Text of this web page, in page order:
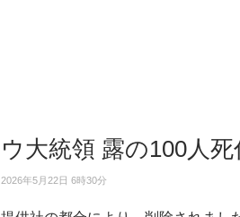
ウ大統領 露の100人
2026年5月22日 6時30分